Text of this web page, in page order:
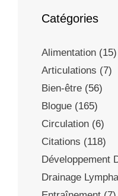
Catégories
Alimentation (15)
Articulations (7)
Bien-être (56)
Blogue (165)
Circulation (6)
Citations (118)
Développement
Drainage